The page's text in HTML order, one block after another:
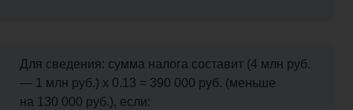
Для сведения: сумма налога составит (4 млн руб.
— 1 млн руб.) х 0.13 = 390 000 руб. (меньше
на 130 000 руб.), если: